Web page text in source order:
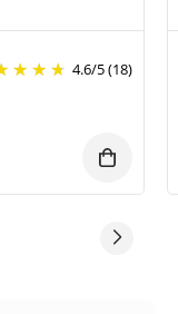
4.6/5(18)